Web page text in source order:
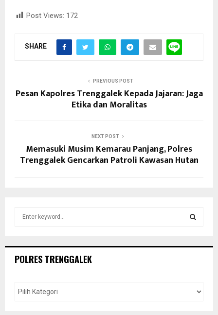
Post Views: 172
SHARE
PREVIOUS POST
Pesan Kapolres Trenggalek Kepada Jajaran: Jaga
Etika dan Moralitas
NEXT POST
Memasuki Musim Kemarau Panjang, Polres
Trenggalek Gencarkan Patroli Kawasan Hutan
hPOLRES TRENGGALEK